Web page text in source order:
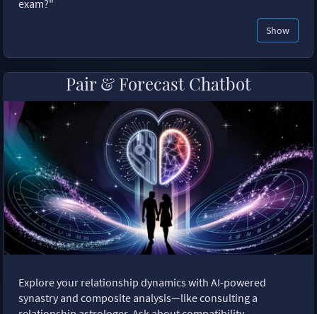
exam?"
Show
Pair & Forecast Chatbot
Explore your relationship dynamics with AI-powered
synastry and composite analysis—like consulting a